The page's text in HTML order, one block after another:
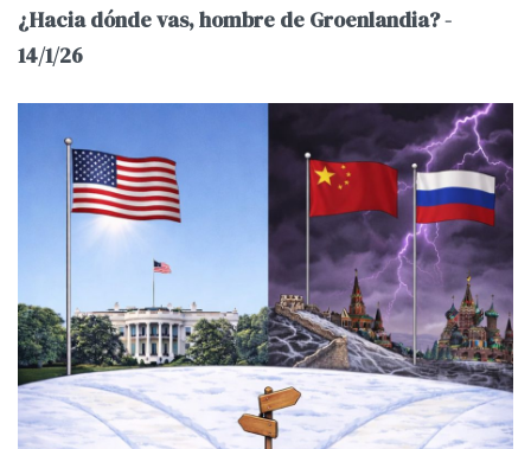
¿Hacia dónde vas, hombre de Groenlandia? -
14/1/26